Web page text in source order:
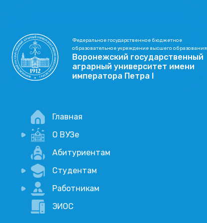
Федеральное государственное бюджетное
образовательное учреждение высшего образования
Воронежский государственный
аграрный университет имени
императора Петра I
Главная
О ВУЗе
Новости
Учебный процесс
Научная деятельность
Абитуриентам
Студентам
Портал дистанционого обучения
Академические отпуска
Работникам
Внимание, опрос!
ЭИОС